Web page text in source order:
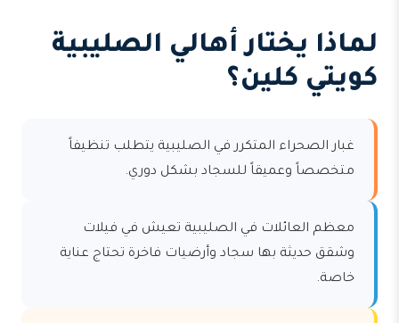
لماذا يختار أهالي الصليبية
كويتي كلين؟
غبار الصحراء المتكرر في الصليبية يتطلب تنظيفاً
متخصصاً وعميقاً للسجاد بشكل دوري.
معظم العائلات في الصليبية تعيش في فيلات
وشقق حديثة بها سجاد وأرضيات فاخرة تحتاج عناية
خاصة.